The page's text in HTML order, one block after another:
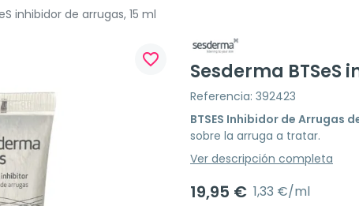
inhibidor de arrugas, 15 ml
favorite_border
Sesderma BTSeS
Referencia: 392423
BTSES Inhibidor de Arrugas
sobre la arruga a tratar.
Ver descripción completa
19,95 € 1,33 €/ml